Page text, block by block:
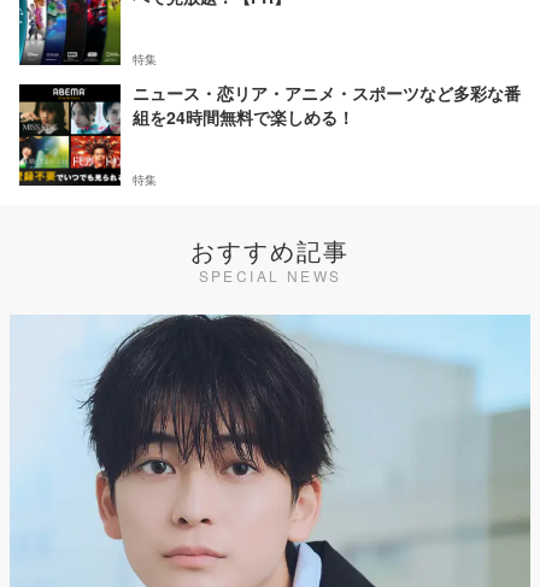
特集
ニュース・恋リア・アニメ・スポーツなど多彩な番
組を24時間無料で楽しめる！
特集
おすすめ記事
SPECIAL NEWS